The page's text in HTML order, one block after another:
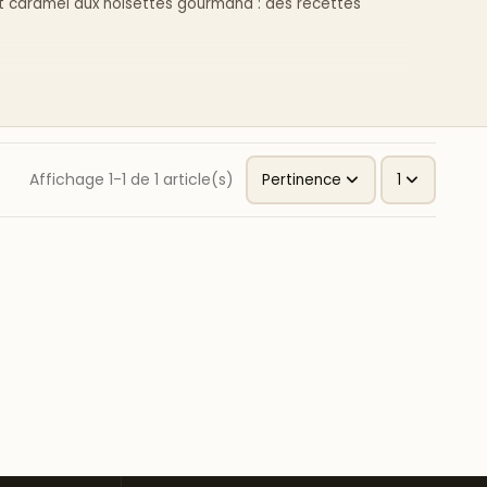
fondante et un équilibre parfait entre le sucré
des ingrédients soigneusement sélectionnés :
Affichage 1-1 de 1 article(s) Pertinence 1